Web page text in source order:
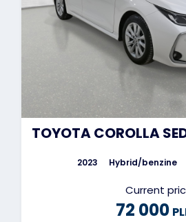
TOYOTA COROLLA
2023 Hybrid/benzine
Current
72 000